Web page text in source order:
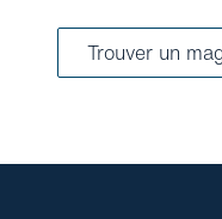
Trouver un